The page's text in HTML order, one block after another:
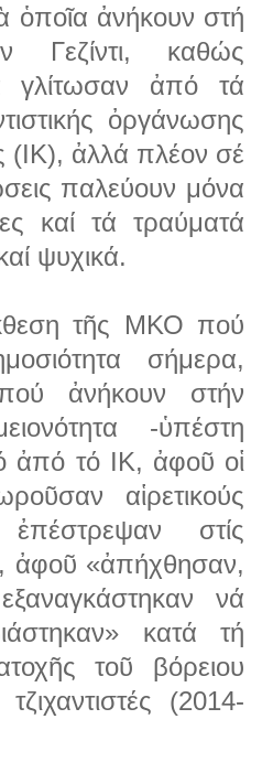
ὁποῖα ἀνήκουν στή
Γεζίντι, καθώς
γλίτωσαν ἀπό τά
ὀργάνωσης
(ΙΚ), ἀλλά πλέον σέ
παλεύουν μόνα
καί τά τραύματά
ψυχικά.
τῆς ΜΚΟ πού
σήμερα,
ἀνήκουν στήν
-ὑπέστη
ἀπό τό ΙΚ, ἀφοῦ οἱ
αἱρετικούς
ἐπέστρεψαν στίς
ἀφοῦ «ἀπήχθησαν,
νά
κατά τή
τοῦ βόρειου
(2014-